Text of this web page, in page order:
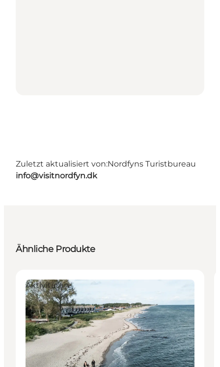
Zuletzt aktualisiert von:Nordfyns Turistbureau
info@visitnordfyn.dk
Ähnliche Produkte
Aktivitäten